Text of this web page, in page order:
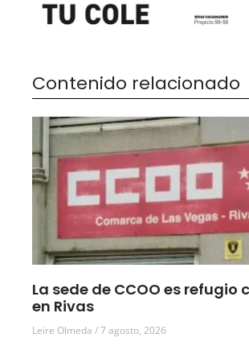
Contenido relacionado
La sede de CCOO es refugio
en Rivas
Leire Olmeda 7 agosto, 2026